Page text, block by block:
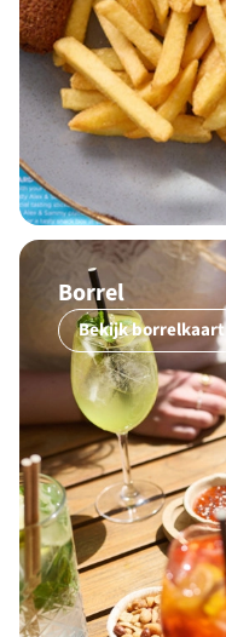
Borrel
Bekijk borrelkaart